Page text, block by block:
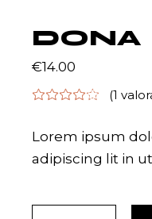
DONA
€14.00
(1
Lorem ipsum
adipiscing lit in
Dona quantity